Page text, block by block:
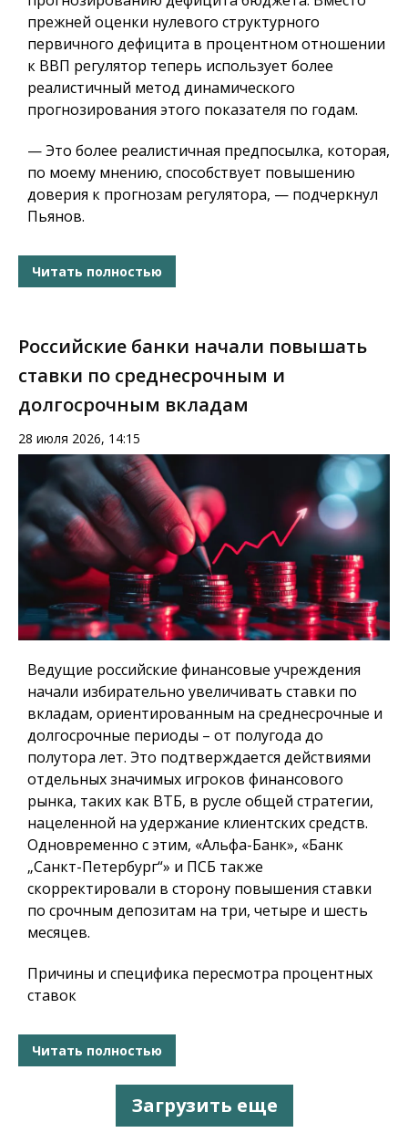
прежней оценки нулевого структурного
первичного дефицита в процентном отношении
к ВВП регулятор теперь использует более
реалистичный метод динамического
прогнозирования этого показателя по годам.
— Это более реалистичная предпосылка, которая,
по моему мнению, способствует повышению
доверия к прогнозам регулятора, — подчеркнул
Пьянов.
Читать полностью
Российские банки начали повышать
ставки по среднесрочным и
долгосрочным вкладам
28 июля 2026, 14:15
Ведущие российские финансовые учреждения
начали избирательно увеличивать ставки по
вкладам, ориентированным на среднесрочные и
долгосрочные периоды – от полугода до
полутора лет. Это подтверждается действиями
отдельных значимых игроков финансового
рынка, таких как ВТБ, в русле общей стратегии,
нацеленной на удержание клиентских средств.
Одновременно с этим, «Альфа-Банк», «Банк
„Санкт-Петербург“» и ПСБ также
скорректировали в сторону повышения ставки
по срочным депозитам на три, четыре и шесть
месяцев.
Причины и специфика пересмотра процентных
ставок
Читать полностью
Загрузить еще